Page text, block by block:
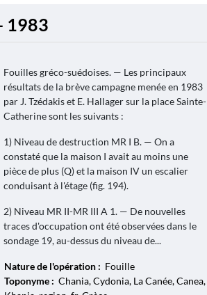
1983
Fouilles gréco-suédoises. — Les principaux
résultats de la brève campagne menée en 1983
par J. Tzédakis et E. Hallager sur la place Sainte-
Catherine sont les suivants :
1) Niveau de destruction MR I B. — On a
constaté que la maison I avait au moins une
pièce de plus (Q) et la maison IV un escalier
conduisant à l'étage (fig. 194).
2) Niveau MR II-MR III A 1. — De nouvelles
traces d'occupation ont été observées dans le
sondage 19, au-dessus du niveau de...
Nature de l'opération : Fouille
Toponyme : Chania, Cydonia, La Canée, Canea,